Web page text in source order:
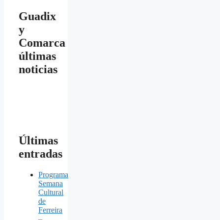
Guadix
y
Comarca
últimas
noticias
Últimas
entradas
Programa
Semana
Cultural
de
Ferreira